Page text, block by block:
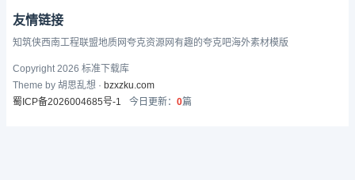
友情链接
知筑侠西南工程联盟地质网夸克资源网有趣的夸克吧海外素材模版
Copyright 2026 标准下载库
Theme by 胡思乱想 · bzxzku.com
蜀ICP备2026004685号-1
今日更新： 0篇